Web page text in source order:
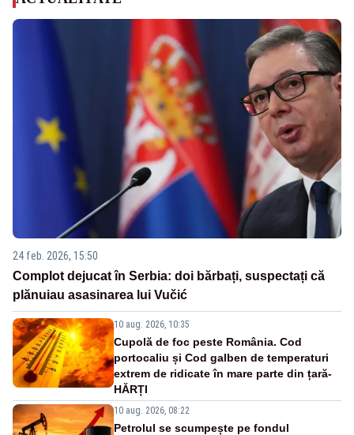
24 feb. 2026, 15:50
Complot dejucat în Serbia: doi bărbați, suspectați că
plănuiau asasinarea lui Vučić
10 aug. 2026, 10:35
Cupolă de foc peste România. Cod
portocaliu și Cod galben de temperaturi
extrem de ridicate în mare parte din țară-
HĂRȚI
10 aug. 2026, 08:22
Petrolul se scumpește pe fondul